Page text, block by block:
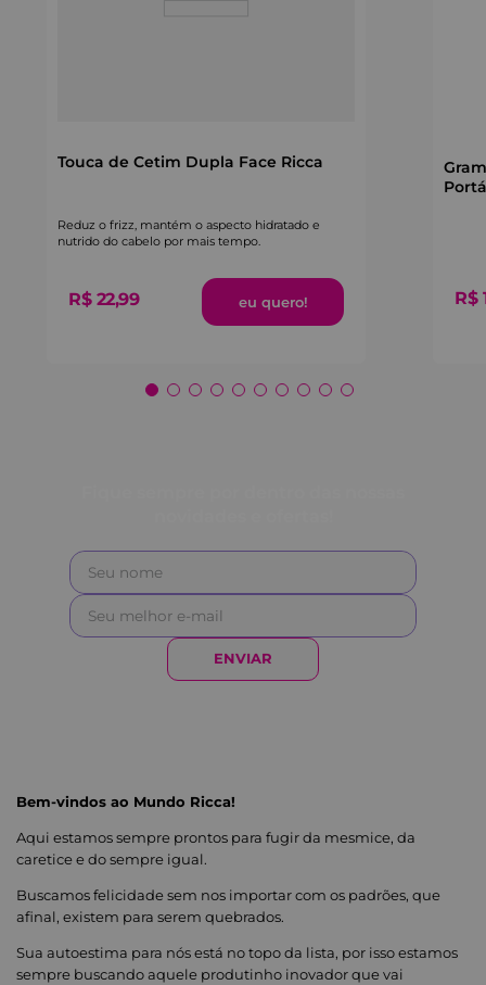
Touca de Cetim Dupla Face Ricca
Reduz o frizz, mantém o aspecto hidratado e
nutrido do cabelo por mais tempo.
R$ 22,99 R$
ENVIAR
Bem-vindos ao Mundo Ricca!
Aqui estamos sempre prontos para fugir da mesmice, da
caretice e do sempre igual.
Buscamos felicidade sem nos importar com os padrões, que
afinal, existem para serem quebrados.
Sua autoestima para nós está no topo da lista, por isso estamos
sempre buscando aquele produtinho inovador que vai